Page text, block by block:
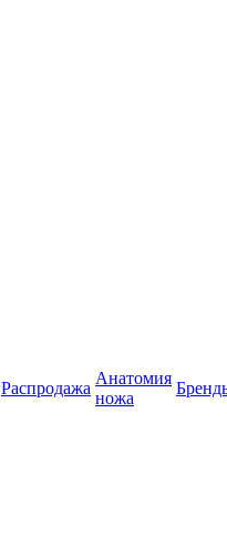
Распродажа
Анатомия
ножа